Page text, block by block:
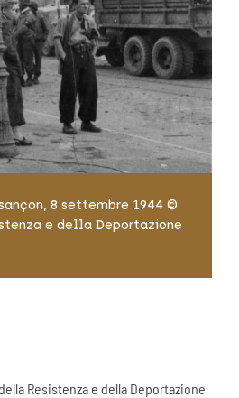
8 settembre 1944 ©
e della Deportazione
Resistenza e della Deportazione